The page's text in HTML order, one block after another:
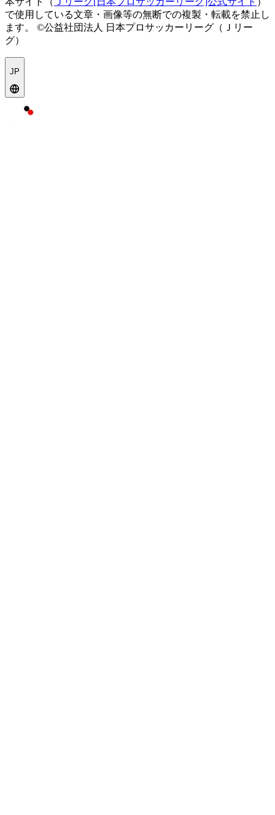
で使用している文章・画像等の無断での複製・転載を禁止し
ます。
©公益社団法人 日本プロサッカーリーグ（Ｊリー
グ）
JP